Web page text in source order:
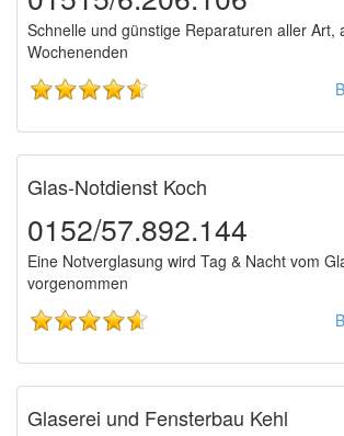
Schnelle und günstige Reparaturen aller Art,
Wochenenden
Glas-Notdienst Koch
0152/57.892.144
Eine Notverglasung wird Tag & Nacht vom
vorgenommen
Glaserei und Fensterbau Kehl